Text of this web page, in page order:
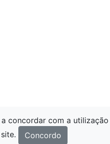
os direitos reservados.
concordar com a utilização
Concordo